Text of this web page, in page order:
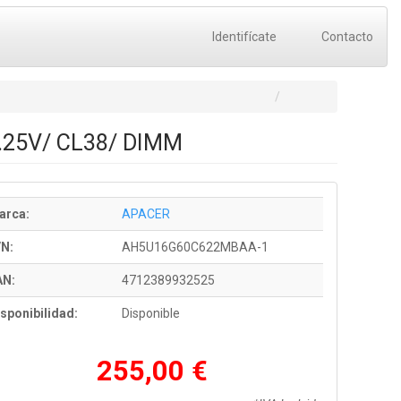
Identifícate Contacto
CL38/ DIMM
APACER
AH5U16G60C622MBAA-1
4712389932525
Disponible
255,00 €